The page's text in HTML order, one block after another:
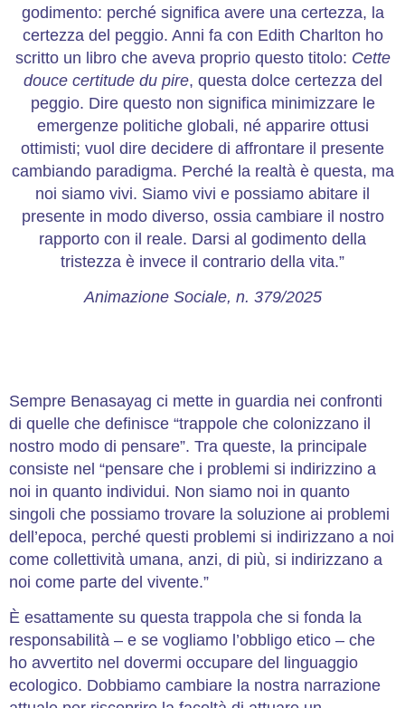
godimento: perché significa avere una certezza, la
certezza del peggio. Anni fa con Edith Charlton ho
scritto un libro che aveva proprio questo titolo: Cette
douce certitude du pire, questa dolce certezza del
peggio. Dire questo non significa minimizzare le
emergenze politiche globali, né apparire ottusi
ottimisti; vuol dire decidere di affrontare il presente
cambiando paradigma. Perché la realtà è questa, ma
noi siamo vivi. Siamo vivi e possiamo abitare il
presente in modo diverso, ossia cambiare il nostro
rapporto con il reale. Darsi al godimento della
tristezza è invece il contrario della vita.”
Animazione Sociale, n. 379/2025
Sempre Benasayag ci mette in guardia nei confronti
di quelle che definisce “trappole che colonizzano il
nostro modo di pensare”. Tra queste, la principale
consiste nel “pensare che i problemi si indirizzino a
noi in quanto individui. Non siamo noi in quanto
singoli che possiamo trovare la soluzione ai problemi
dell’epoca, perché questi problemi si indirizzano a noi
come collettività umana, anzi, di più, si indirizzano a
noi come parte del vivente.”
È esattamente su questa trappola che si fonda la
responsabilità – e se vogliamo l’obbligo etico – che
ho avvertito nel dovermi occupare del linguaggio
ecologico. Dobbiamo cambiare la nostra narrazione